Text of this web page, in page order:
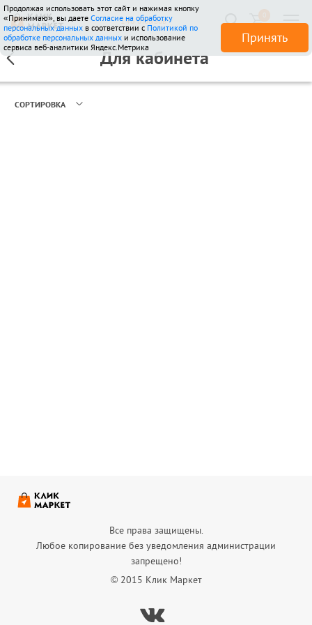
146 отзывов
Продолжая использовать этот сайт и нажимая кнопку
«Принимаю», вы даете Согласие на обработку
персональных данных в соответствии с Политикой по
обработке персональных данных и использование
сервиса веб-аналитики Яндекс.Метрика
Принять
Для кабинета
СОРТИРОВКА
Все права защищены.
Любое копирование без уведомления администрации
запрещено!
© 2015 Клик Маркет
Вконтакте